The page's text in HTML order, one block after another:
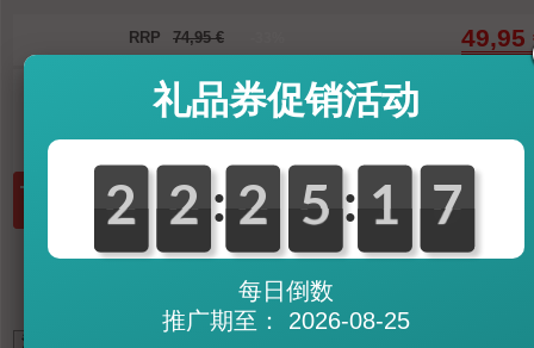
RRP 74,95 € 49,95
放入购物车
礼品券促销活动
0
2
2 0
2
2 : 0
2
2 0
5
5 : 2
1
1 7
6
7
每日倒数
推广期至： 2026-08-25